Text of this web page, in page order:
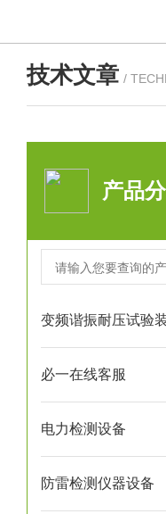
技术文章 /
产品
变频谐振耐压试验
必一在线客服
电力检测设备
防雷检测仪器设备